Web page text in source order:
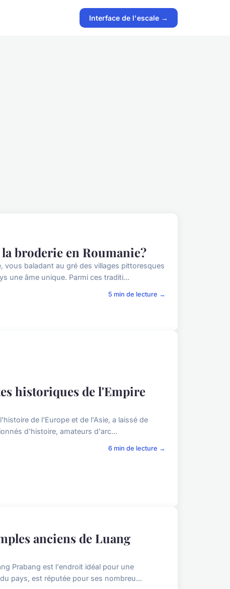
Interface de l'escale →
broderie en Roumanie?
vous baladant au gré des villages pittoresques
une âme unique. Parmi ces traditi...
5 min de lecture →
historiques de l'Empire
de l'Europe et de l'Asie, a laissé de
d'histoire, amateurs d'arc...
6 min de lecture →
anciens de Luang
Prabang est l'endroit idéal pour une
pays, est réputée pour ses nombreu...